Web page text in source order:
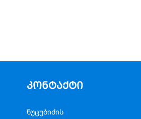
კონტაქტი
ნუცუბიძის